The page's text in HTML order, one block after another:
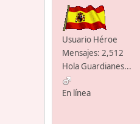
Usuario Héroe
Mensajes: 2,512
Hola Guardianes...
En línea